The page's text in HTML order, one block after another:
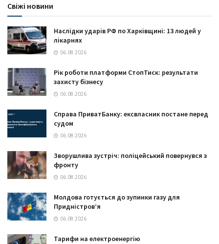
Свіжі новини
Наслідки ударів РФ по Харківщині: 13 людей у
лікарнях
06.08.2026
Рік роботи платформи СтопТиск: результати
захисту бізнесу
06.08.2026
Справа ПриватБанку: ексвласник постане перед
судом
06.08.2026
Зворушлива зустріч: поліцейський повернувся з
фронту
06.08.2026
Молдова готується до зупинки газу для
Придністров’я
06.08.2026
Тарифи на електроенергію